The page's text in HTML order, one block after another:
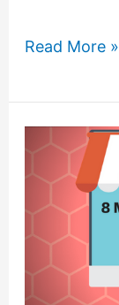
Read More »
Masalah
Disebalik
Bisnes
Dropship